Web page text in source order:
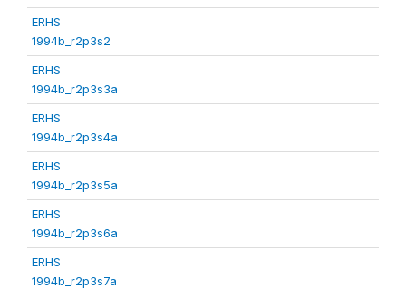
ERHS
1994b_r2p3s2
ERHS
1994b_r2p3s3a
ERHS
1994b_r2p3s4a
ERHS
1994b_r2p3s5a
ERHS
1994b_r2p3s6a
ERHS
1994b_r2p3s7a